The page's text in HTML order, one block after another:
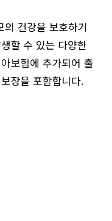
건강을 보호하기
할 수 있는 다양한
보험에 추가되어 출
장을 포함합니다.